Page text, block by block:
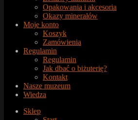
Opakowania i akcesoria
Okazy minerałów
Moje konto
Koszyk
Zamówienia
Regulamin
Regulamin
Jak dbać o biżuterię?
Kontakt
Nasze muzeum
Wiedza
Sklep